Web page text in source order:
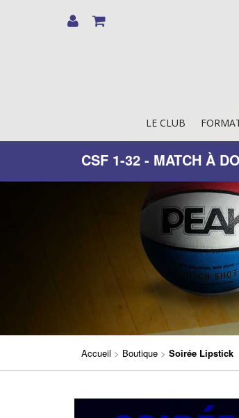
LE CLUB
CSF 1-32 - MATCH À
Accueil > Boutique > Soirée Lipstick